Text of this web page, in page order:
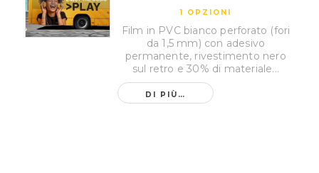
1 OPZIONI
Film in PVC bianco perforato (fori
da 1,5 mm) con adesivo
permanente, rivestimento nero
sul retro e 30% di materiale...
DI PIÙ…